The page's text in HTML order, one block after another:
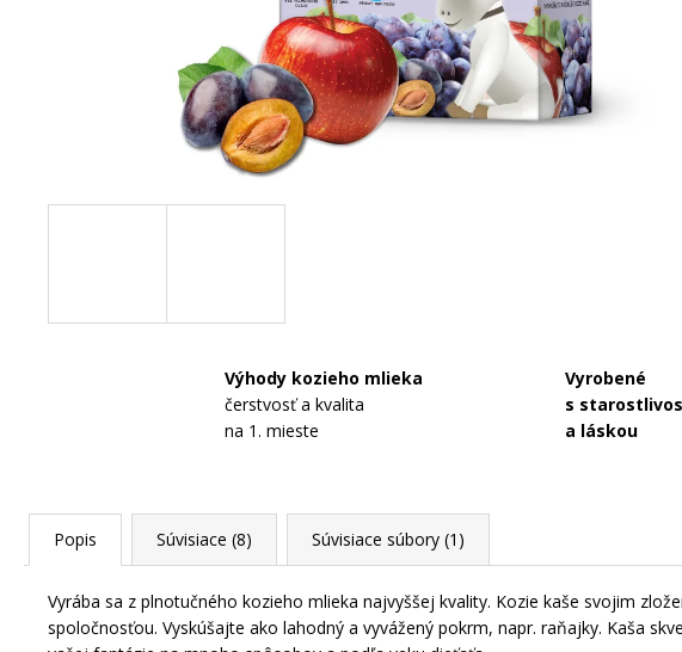
Výhody kozieho mlieka
čerstvosť a kvalita
na 1. mieste
Vyrobené
s
a láskou
Popis Súvisiace (8) Súvisiace súbory (1)
Vyrába sa z plnotučného kozieho mlieka najvyššej kvality. Kozie kaše svojim
spoločnosťou. Vyskúšajte ako lahodný a vyvážený pokrm, napr. raňajky. Kaša
POČIATOČNÉ DOJČENSKÉ KOZIE MLIEKO
NAŠE MLIEKO 1, 525G
€17,49
NAŠE MLIEKO
€16,47